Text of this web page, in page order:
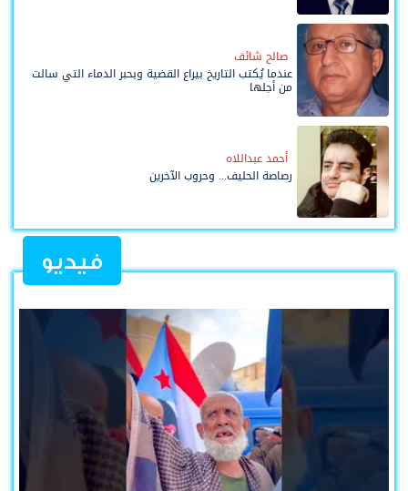
صالح شائف
عندما يُكتب التاريخ بيراع القضية وبحبر الدماء التي سالت
من أجلها
أحمد عبداللاه
رصاصة الحليف... وحروب الآخرين
فيديو